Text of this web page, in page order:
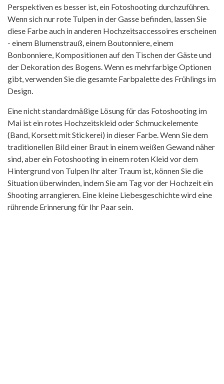
Perspektiven es besser ist, ein Fotoshooting durchzuführen.
Wenn sich nur rote Tulpen in der Gasse befinden, lassen Sie
diese Farbe auch in anderen Hochzeitsaccessoires erscheinen
- einem Blumenstrauß, einem Boutonniere, einem
Bonbonniere, Kompositionen auf den Tischen der Gäste und
der Dekoration des Bogens. Wenn es mehrfarbige Optionen
gibt, verwenden Sie die gesamte Farbpalette des Frühlings im
Design.
Eine nicht standardmäßige Lösung für das Fotoshooting im
Mai ist ein rotes Hochzeitskleid oder Schmuckelemente
(Band, Korsett mit Stickerei) in dieser Farbe. Wenn Sie dem
traditionellen Bild einer Braut in einem weißen Gewand näher
sind, aber ein Fotoshooting in einem roten Kleid vor dem
Hintergrund von Tulpen Ihr alter Traum ist, können Sie die
Situation überwinden, indem Sie am Tag vor der Hochzeit ein
Shooting arrangieren. Eine kleine Liebesgeschichte wird eine
rührende Erinnerung für Ihr Paar sein.